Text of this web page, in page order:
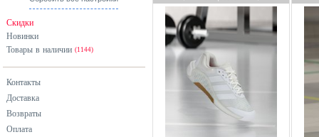
серебристый
серый
синий
Скидки
Новинки
Товары в наличии (1144)
Контакты
Доставка
Возвраты
Оплата